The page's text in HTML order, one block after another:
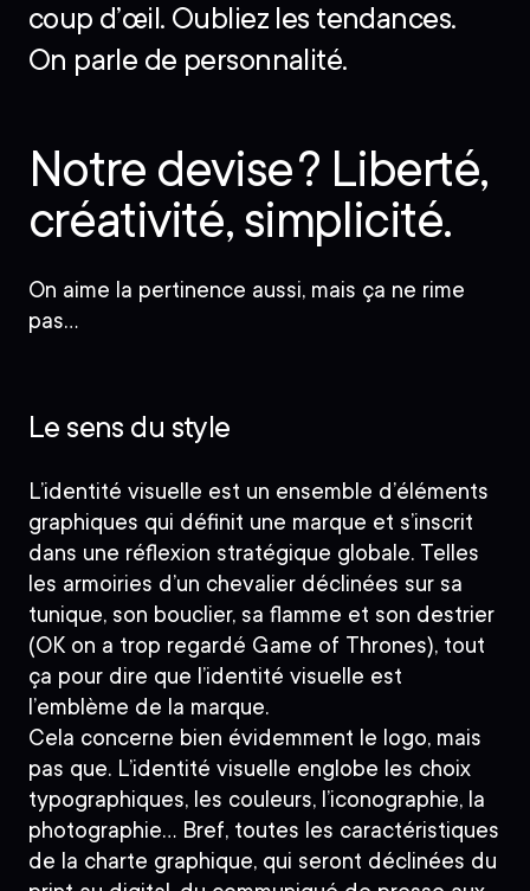
coup d’œil. Oubliez les tendances.
On parle de personnalité.
Notre devise ? Liberté,
créativité, simplicité.
On aime la pertinence aussi, mais ça ne rime
pas…
Le sens du style
L’identité visuelle est un ensemble d’éléments
graphiques qui définit une marque et s’inscrit
dans une réflexion stratégique globale. Telles
les armoiries d’un chevalier déclinées sur sa
tunique, son bouclier, sa flamme et son destrier
(OK on a trop regardé Game of Thrones), tout
ça pour dire que l’identité visuelle est
l’emblème de la marque.
Cela concerne bien évidemment le logo, mais
pas que. L’identité visuelle englobe les choix
typographiques, les couleurs, l’iconographie, la
photographie…Bref, toutes les caractéristiques
de la charte graphique, qui seront déclinées du